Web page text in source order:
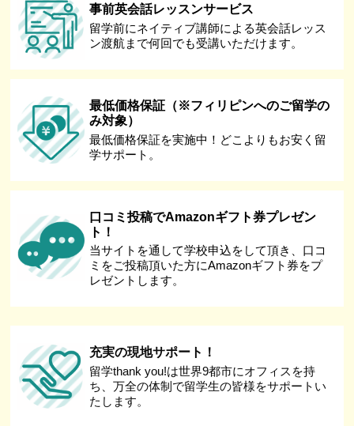
事前英会話レッスンサービス
留学前にネイティブ講師による英会話レッス
ン渡航まで何回でも受講いただけます。
最低価格保証（※フィリピンへのご留学の
み対象）
最低価格保証を実施中！どこよりもお安く留
学サポート。
口コミ投稿でAmazonギフト券プレゼン
ト！
当サイトを通して学校申込をして頂き、口コ
ミをご投稿頂いた方にAmazonギフト券をプ
レゼントします。
充実の現地サポート！
留学thank you!は世界9都市にオフィスを持
ち、万全の体制で留学生の皆様をサポートい
たします。